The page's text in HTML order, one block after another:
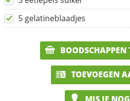
5 gelatineblaadjes
BOODSCHAPPEN
TOEVOEGEN